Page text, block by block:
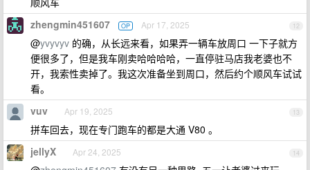
12
zhengmin451607 OP Apr 17, 2025
@yvyvyv 的确，从长远来看，如果弄一辆车放周口 一下子就方
便很多了，但是我车刚卖哈哈哈哈，一直停驻马店我老婆也不
开，我索性卖掉了。我这次准备坐到周口，然后约个顺风车试试
看。
13
vuv Apr 19, 2025
拼车回去，现在专门跑车的都是大通 V80 。
14
jellyX Apr 24, 2025